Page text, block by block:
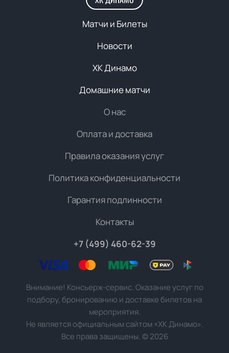
Матчи и Билеты
Новости
ХК Динамо
Домашние матчи
О нас
Оплата и доставка
Правила оказания услуг
Политика конфиденциальности
Гарантия подлинности
Контакты
+7 (499) 460-62-39
Внимание! Консьерж-сервис. Оказание услуг по
подбору, бронированию и доставке билетов на
мероприятия.
Не является официальным сайтом «ХК Динамо».
Все права защищены.©2026